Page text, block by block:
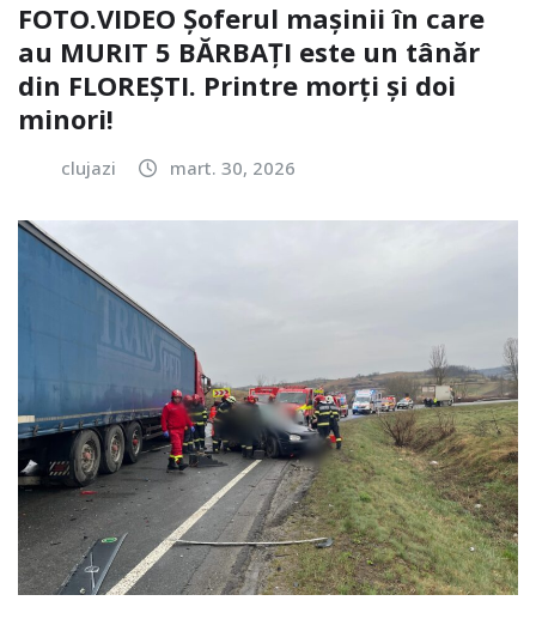
FOTO.VIDEO Șoferul mașinii în care
au MURIT 5 BĂRBAȚI este un tânăr
din FLOREȘTI. Printre morți și doi
minori!
clujazi mart. 30, 2026